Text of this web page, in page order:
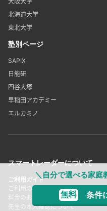
＼自分で選べる家庭
無料 条件
北海道大学
東北大学
塾別ページ
SAPIX
日能研
四谷大塚
早稲田アカデミー
エルカミノ
スマートレーダーについて
ご利用ガイド
ご利用の流れ
料金のお支払いについて
先生の本人確認について